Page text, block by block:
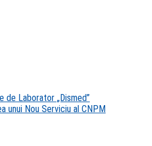
Laborator „Dismed”
unui Nou Serviciu al CNPM